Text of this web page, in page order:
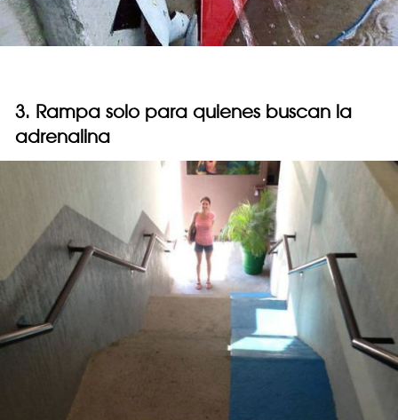
3. Rampa solo para quienes buscan la
adrenalina